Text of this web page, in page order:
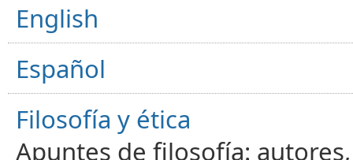
English
Español
Filosofía y ética
Apuntes de filosofía: